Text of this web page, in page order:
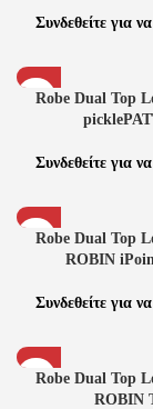
Συνδεθείτε για
Robe Dual Top
Συνδεθείτε για
Robe Dual Top
ROBIN
Συνδεθείτε για
Robe Dual Top
ROBIN